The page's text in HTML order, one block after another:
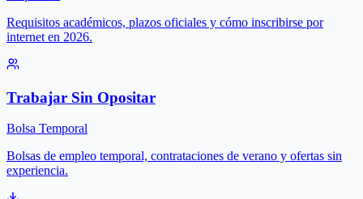
Requisitos académicos, plazos oficiales y cómo inscribirse por
internet en 2026.
Trabajar Sin Opositar
Bolsa Temporal
Bolsas de empleo temporal, contrataciones de verano y ofertas sin
experiencia.